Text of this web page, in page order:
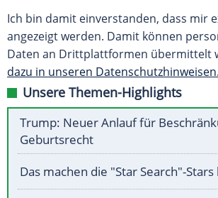
Ich bin damit einverstanden, dass mir
angezeigt werden. Damit können
Daten an Drittplattformen übermittelt
dazu in unseren Datenschutzhinweisen.
Unsere Themen-Highlights
Trump: Neuer Anlauf für
Geburtsrecht
Das machen die "Star Search"-